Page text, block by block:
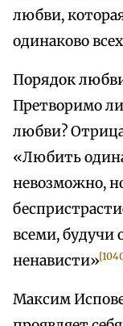
любви,
одинаково
Порядок
Претворимо
любви?
«Любить
невозможно,
всеми,
ненависти»
Максим